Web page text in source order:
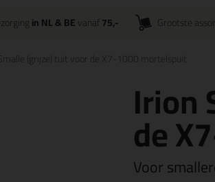
in NL & BEvanaf 75,- Grootste
(grijze) tuit voor de X7-1000 mortelspuit
Irion
de
Voor